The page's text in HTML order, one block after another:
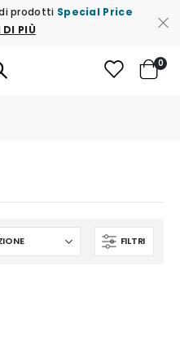
prodotti Special Price
DI PIÙ
Cart
0
FILTRI